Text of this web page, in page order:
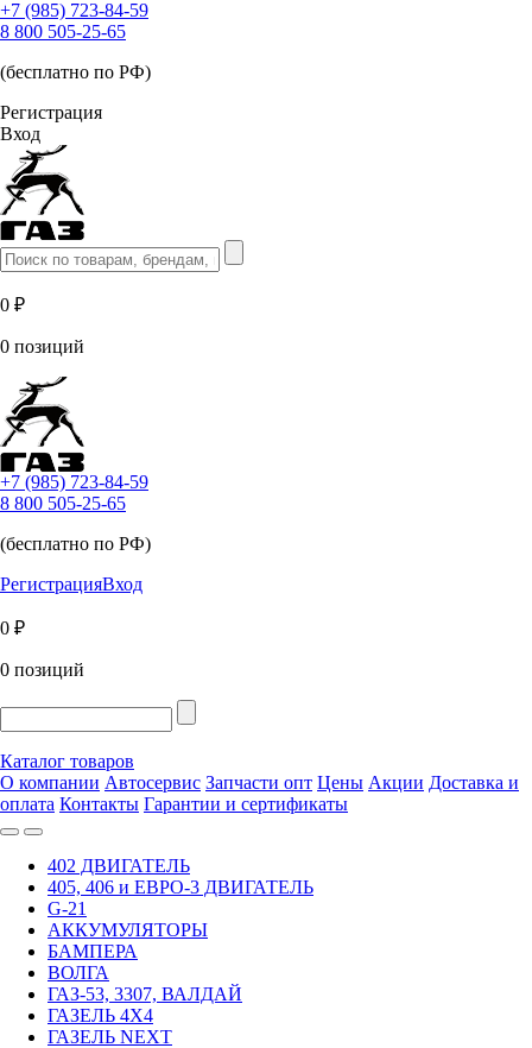
+7 (985) 723-84-59
8 800 505-25-65
(бесплатно по РФ)
Регистрация
Вход
0 ₽
0 позиций
+7 (985) 723-84-59
8 800 505-25-65
(бесплатно по РФ)
РегистрацияВход
0 ₽
0 позиций
Каталог товаров
О компании Автосервис Запчасти опт Цены Акции Доставка и
оплата Контакты Гарантии и сертификаты
402 ДВИГАТЕЛЬ
405, 406 и ЕВРО-3 ДВИГАТЕЛЬ
G-21
АККУМУЛЯТОРЫ
БАМПЕРА
ВОЛГА
ГАЗ-53, 3307, ВАЛДАЙ
ГАЗЕЛЬ 4Х4
ГАЗЕЛЬ NEXT